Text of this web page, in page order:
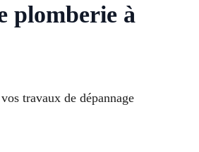
plomberie à
travaux de dépannage